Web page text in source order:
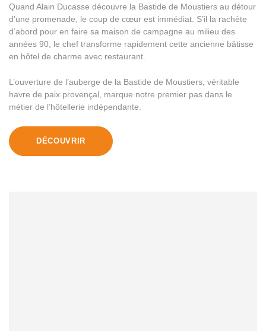
Quand Alain Ducasse découvre la Bastide de Moustiers au détour
d’une promenade, le coup de cœur est immédiat. S’il la rachète
d’abord pour en faire sa maison de campagne au milieu des
années 90, le chef transforme rapidement cette ancienne bâtisse
en hôtel de charme avec restaurant.
L’ouverture de l’auberge de la Bastide de Moustiers, véritable
havre de paix provençal, marque notre premier pas dans le
métier de l’hôtellerie indépendante.
DÉCOUVRIR